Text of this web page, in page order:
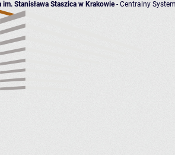
Stanisława Staszica w Krakowie- Centralny